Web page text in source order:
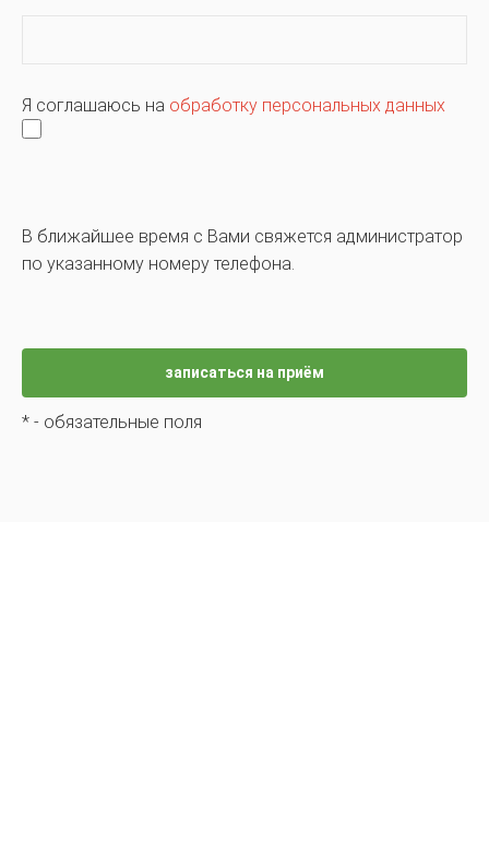
Я соглашаюсь на обработку персональных данных
В ближайшее время с Вами свяжется администратор
по указанному номеру телефона.
* - обязательные поля